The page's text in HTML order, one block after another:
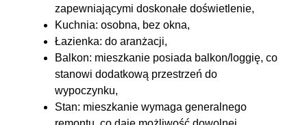
zapewniającymi doskonałe doświetlenie,
Kuchnia: osobna, bez okna,
Łazienka: do aranżacji,
Balkon: mieszkanie posiada balkon/loggię, co
stanowi dodatkową przestrzeń do
wypoczynku,
Stan: mieszkanie wymaga generalnego